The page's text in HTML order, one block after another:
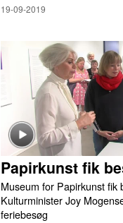
19-09-2019
Papirkunst fik
Museum for Papirkunst fik
Kulturminister Joy
feriebesøg